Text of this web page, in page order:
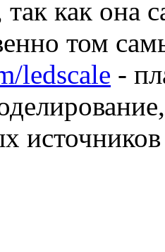
так как она
том
ledscale -
источников